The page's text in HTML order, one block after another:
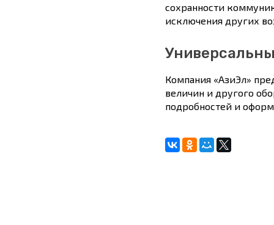
сохранности
исключения других
Компания «АзиЭл»
величин и другого
подробностей и